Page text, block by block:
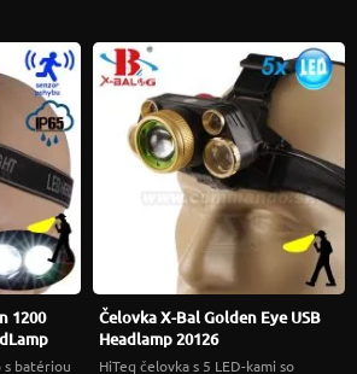
1200
s batériou
Čelovka X-Bal Golden Eye USB
Headlamp 20126
HiTeq čelovka s 5 LED-kami so